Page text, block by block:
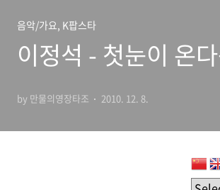
음악/가요, K팝스타
이정석 - 첫눈이 온
by 만물의영장타조 2010. 12. 8.